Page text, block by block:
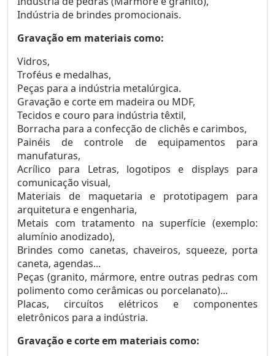
Indústria de brindes promocionais.
Gravação em materiais como:
Vidros,
Troféus e medalhas,
Peças para a indústria metalúrgica.
Gravação e corte em madeira ou MDF,
Tecidos e couro para indústria têxtil,
Borracha para a confecção de clichês e carimbos,
Painéis de controle de equipamentos para
manufaturas,
Acrílico para Letras, logotipos e displays para
comunicação visual,
Materiais de maquetaria e prototipagem para
arquitetura e engenharia,
Metais com tratamento na superfície (exemplo:
alumínio anodizado),
Brindes como canetas, chaveiros, squeeze, porta
caneta, agendas...
Peças (granito, mármore, entre outras pedras com
polimento como cerâmicas ou porcelanato)...
Placas, circuítos elétricos e componentes
eletrônicos para a indústria.
Gravação e corte em materiais como: